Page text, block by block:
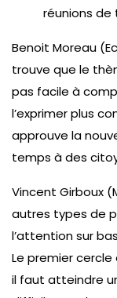
réunions
Benoit Moreau
trouve que le
pas facile à
l’exprimer plus
approuve la
temps à des
Vincent Girboux
autres types de
l’attention sur
Le premier
il faut atteindre